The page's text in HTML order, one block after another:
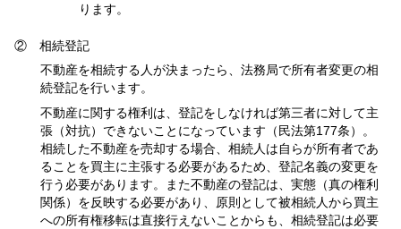
ります。
② 相続登記
不動産を相続する人が決まったら、法務局で所有者変更の相
続登記を行います。
不動産に関する権利は、登記をしなければ第三者に対して主
張（対抗）できないことになっています（民法第177条）。
相続した不動産を売却する場合、相続人は自らが所有者であ
ることを買主に主張する必要があるため、登記名義の変更を
行う必要があります。また不動産の登記は、実態（真の権利
関係）を反映する必要があり、原則として被相続人から買主
への所有権移転は直接行えないことからも、相続登記は必要